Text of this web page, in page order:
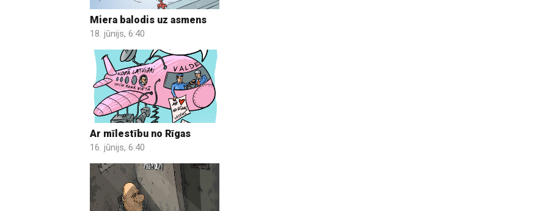
Miera balodis uz asmens
18. jūnijs, 6:40
Ar mīlestību no Rīgas
16. jūnijs, 6:40